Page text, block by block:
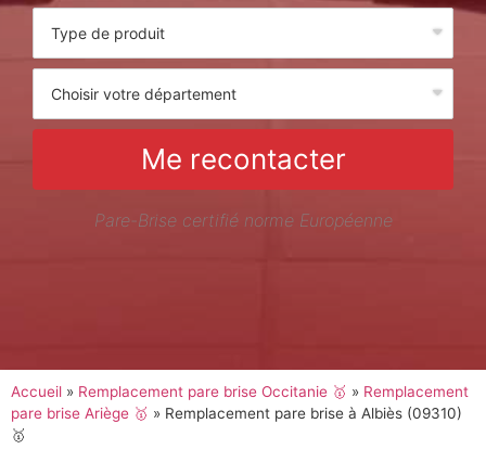
Me recontacter
Pare-Brise certifié norme Européenne
Accueil » Remplacement pare brise Occitanie 🥇 » Remplacement
pare brise Ariège 🥇 » Remplacement pare brise à Albiès (09310)
🥇